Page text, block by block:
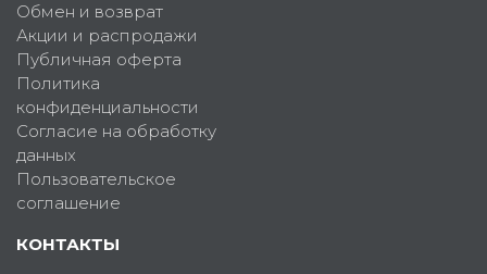
Обмен и возврат
Акции и распродажи
Публичная оферта
Политика
конфиденциальности
Согласие на обработку
данных
Пользовательское
соглашение
КОНТАКТЫ